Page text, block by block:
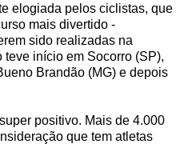
elogiada pelos ciclistas, que
mais divertido -
sido realizadas na
início em Socorro (SP),
Brandão (MG) e depois
positivo. Mais de 4.000
que tem atletas